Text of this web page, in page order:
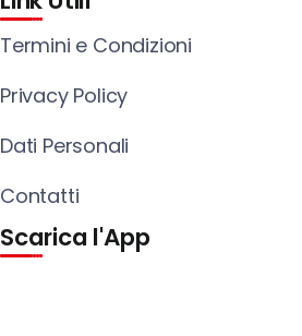
Termini e Condizioni
Privacy Policy
Dati Personali
Contatti
Scarica l'App